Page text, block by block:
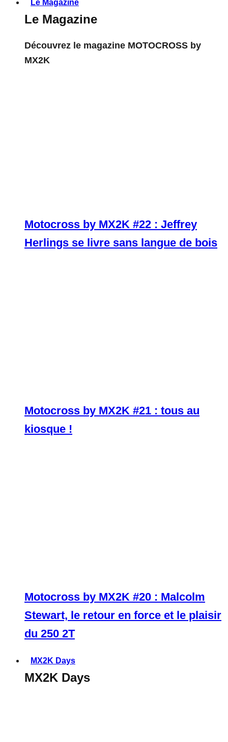
Le Magazine
Le Magazine
Découvrez le magazine MOTOCROSS by
MX2K
Motocross by MX2K #22 : Jeffrey
Herlings se livre sans langue de bois
Motocross by MX2K #21 : tous au
kiosque !
Motocross by MX2K #20 : Malcolm
Stewart, le retour en force et le plaisir
du 250 2T
MX2K Days
MX2K Days